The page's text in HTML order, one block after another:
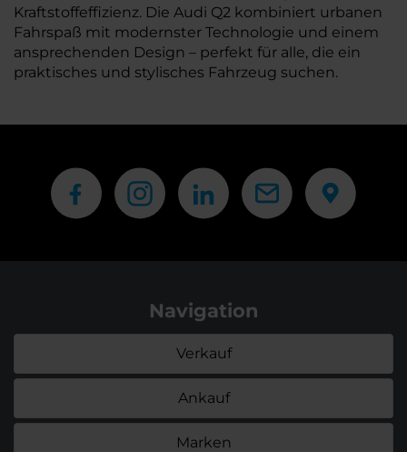
Kraftstoffeffizienz. Die Audi Q2 kombiniert urbanen
Fahrspaß mit modernster Technologie und einem
ansprechenden Design – perfekt für alle, die ein
praktisches und stylisches Fahrzeug suchen.
Navigation
Verkauf
Ankauf
Marken